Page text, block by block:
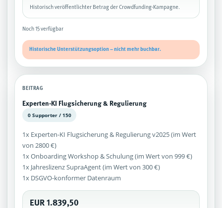
Historisch veröffentlichter Betrag der Crowdfunding-Kampagne.
Noch 15 verfügbar
Historische Unterstützungsoption – nicht mehr buchbar.
BEITRAG
Experten-KI Flugsicherung & Regulierung
0 Supporter / 150
1x Experten-KI Flugsicherung & Regulierung v2025 (im Wert
von 2800 €)
1x Onboarding Workshop & Schulung (im Wert von 999 €)
1x Jahreslizenz SupraAgent (im Wert von 300 €)
1x DSGVO-konformer Datenraum
EUR 1.839,50